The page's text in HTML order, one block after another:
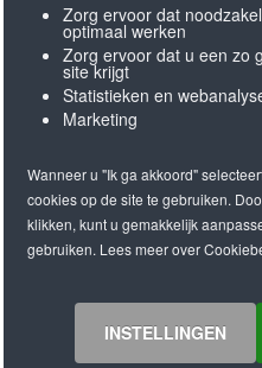
Gelaste Verbinding
Standaard worden de PU
gemaakt d.m.v. een
Deze las heeft weliswaar
een gewikkelde (flex/
de meest gangbare
voldoende.
Zorg ervoor dat
optimaal werken
Zorg ervoor dat u een zo
site krijgt
Statistieken en
Marketing
Wanneer u "Ik ga akkoord"
cookies op de site te gebruiken.
klikken, kunt u gemakkelijk
gebruiken. Lees meer over
INSTELLINGEN